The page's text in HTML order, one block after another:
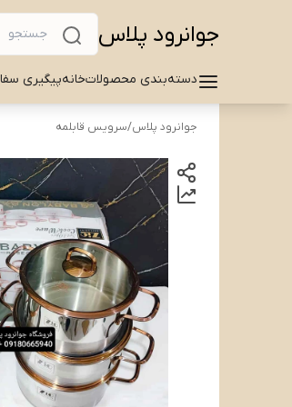
جوانرود پلاس
دسته‌بندی محصولاتخانهپیگیری
جوانرود پلاس/سرویس قابلمه